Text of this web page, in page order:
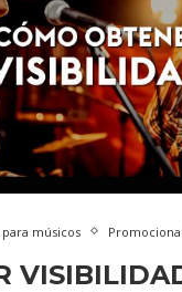
para músicos